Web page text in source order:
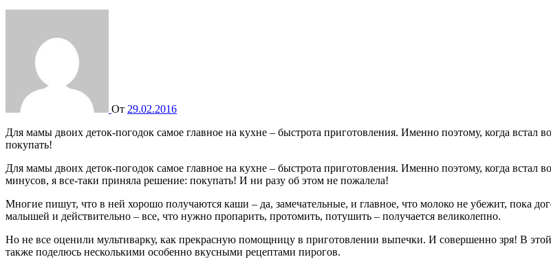
От 29.02.2016
Для мамы двоих деток-погодок самое главное на кухне – быстрота приготовления. Именно поэтому, когда встал вопрос – покупать или не покупать мультиварку, я все-таки приняла решение:
покупать!
Для мамы двоих деток-погодок самое главное на кухне – быстрота приготовления. Именно поэтому, когда встал
минусов, я все-таки приняла решение: покупать! И ни разу об этом не пожалела!
Многие пишут, что в ней хорошо получаются каши – да, замечательные, и главное, что молоко не убежит, пока
малышей и действительно – все, что нужно пропарить, протомить, потушить – получается великолепно.
Но не все оценили мультиварку, как прекрасную помощницу в приготовлении выпечки. И совершенно зря! В этой
также поделюсь несколькими особенно вкусными рецептами пирогов.